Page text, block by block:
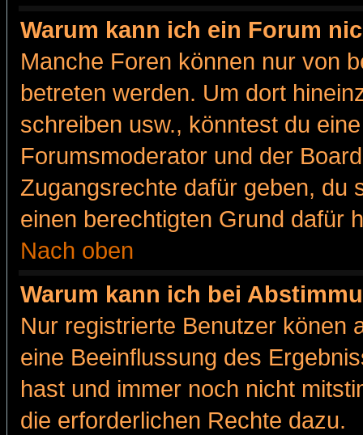
Warum kann ich ein Forum
Manche Foren können nur von
betreten werden. Um dort
schreiben usw., könntest du
Forumsmoderator und der
Zugangsrechte dafür geben, du
einen berechtigten Grund dafür
Nach oben
Warum kann ich bei
Nur registrierte Benutzer könen
eine Beeinflussung des
hast und immer noch nicht
die erforderlichen Rechte dazu.